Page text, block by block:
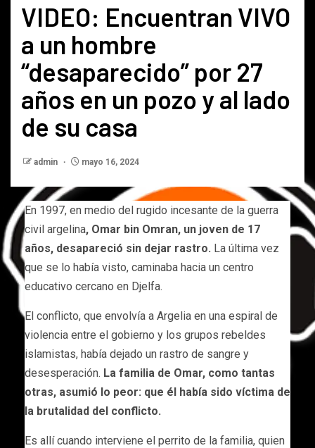
VIDEO: Encuentran VIVO
a un hombre
“desaparecido” por 27
años en un pozo y al lado
de su casa
admin mayo 16, 2024
En 1997, en medio del rugido incesante de la guerra
civil argelina, Omar bin Omran, un joven de 17
años, desapareció sin dejar rastro. La última vez
que se lo había visto, caminaba hacia un centro
educativo cercano en Djelfa.
El conflicto, que envolvía a Argelia en una espiral de
violencia entre el gobierno y los grupos rebeldes
islamistas, había dejado un rastro de sangre y
desesperación. La familia de Omar, como tantas
otras, asumió lo peor: que él había sido víctima de
la brutalidad del conflicto.
Es allí cuando interviene el perrito de la familia, quien